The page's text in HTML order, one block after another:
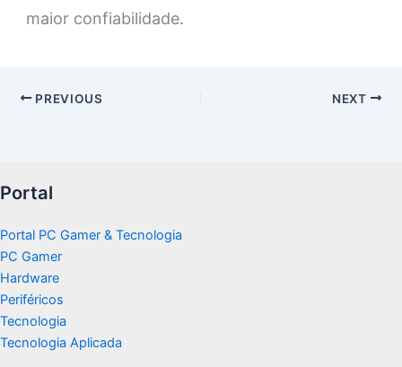
maior confiabilidade.
PREVIOUS NEXT
Portal
Portal PC Gamer & Tecnologia
PC Gamer
Hardware
Periféricos
Tecnologia
Tecnologia Aplicada